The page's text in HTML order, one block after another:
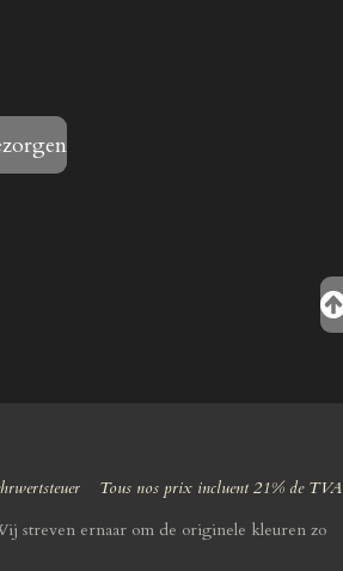
Tous nos prix incluent 21% de TVA
streven ernaar om de originele kleuren zo